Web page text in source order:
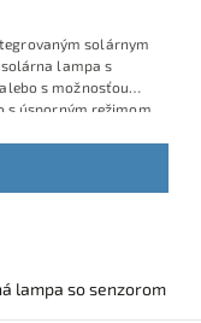
solárnym
lampa s
s možnosťou
s úsporným režimom
lampa so senzorom